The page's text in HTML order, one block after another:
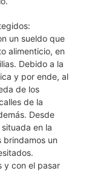
un sueldo que
alimenticio, en
Debido a la
y por ende, al
de los
de la
Desde
situada en la
brindamos un
y con el pasar